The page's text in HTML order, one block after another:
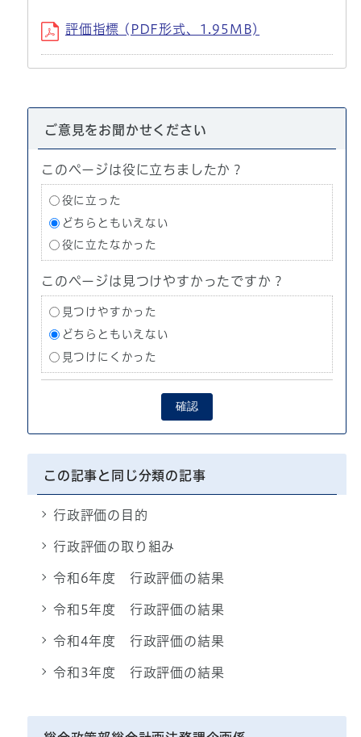
評価指標 (PDF形式、1.95MB)
ご意見をお聞かせください
このページは役に立ちましたか？
役に立った
どちらともいえない
役に立たなかった
このページは見つけやすかったですか？
見つけやすかった
どちらともいえない
見つけにくかった
確認
この記事と同じ分類の記事
行政評価の目的
行政評価の取り組み
令和6年度 行政評価の結果
令和5年度 行政評価の結果
令和4年度 行政評価の結果
令和3年度 行政評価の結果